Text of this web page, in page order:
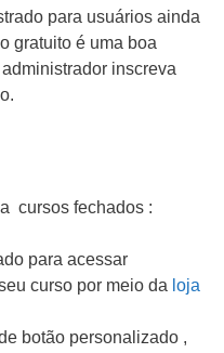
para usuários ainda
gratuito é uma boa
inscreva
cursos fechados :
para acessar
curso por meio da loja
botão personalizado ,